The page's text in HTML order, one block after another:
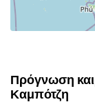
Πρόγνωση
Καμπότζη